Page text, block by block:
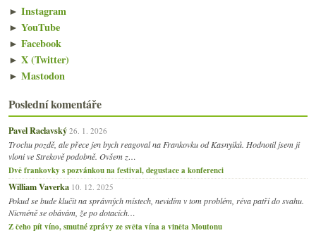
► Instagram
► YouTube
► Facebook
► X (Twitter)
► Mastodon
Poslední komentáře
Pavel Raclavský 26. 1. 2026
Trochu pozdě, ale přece jen bych reagoval na Frankovku od Kasnyiků. Hodnotil jsem ji
vloni ve Strekově podobně. Ovšem z…
Dvě frankovky s pozvánkou na festival, degustace a konferenci
William Vaverka 10. 12. 2025
Pokud se bude klučit na správných místech, nevidím v tom problém, réva patří do svahu.
Nicméně se obávám, že po dotacích…
Z čeho pít víno, smutné zprávy ze světa vína a viněta Moutonu